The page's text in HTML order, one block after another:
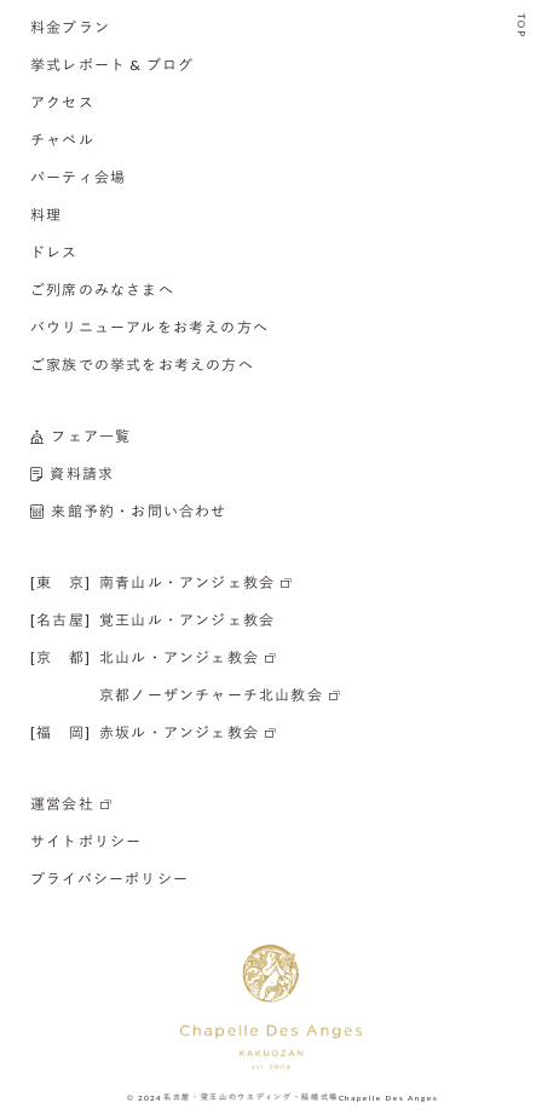
TOP
料金プラン
挙式レポート & ブログ
アクセス
チャペル
パーティ会場
料理
ドレス
ご列席のみなさまへ
バウリニューアルをお考えの方へ
ご家族での挙式をお考えの方へ
フェア一覧
資料請求
来館予約・お問い合わせ
[東 京] 南青山ル・アンジェ教会
[名古屋] 覚王山ル・アンジェ教会
[京 都] 北山ル・アンジェ教会
京都ノーザンチャーチ北山教会
[福 岡] 赤坂ル・アンジェ教会
運営会社
サイトポリシー
プライバシーポリシー
© 2024 名古屋・覚王山のウエディング・結婚式場 Chapelle Des Anges